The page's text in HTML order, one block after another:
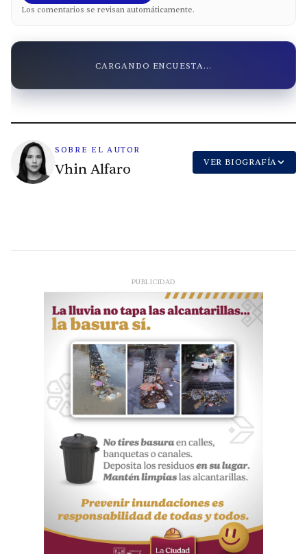
Los comentarios se revisan automáticamente.
CARGANDO ENCUESTA...
SOBRE EL AUTOR
Vhin Alfaro VER BIOGRAFÍA
PUBLICIDAD